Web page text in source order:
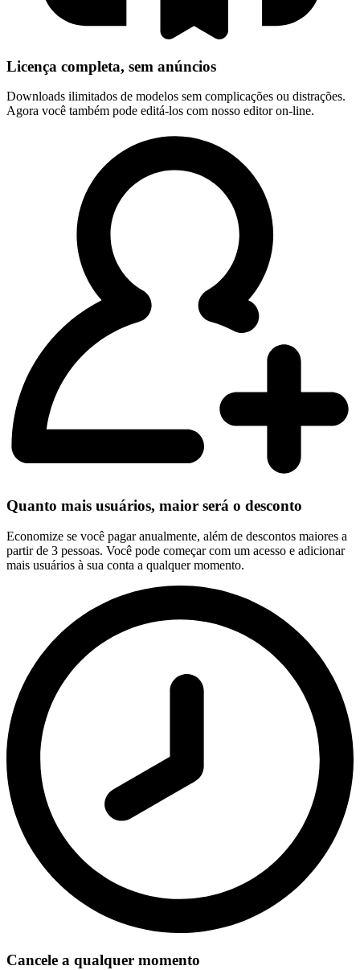
Licença completa, sem anúncios
Downloads ilimitados de modelos sem complicações ou distrações.
Agora você também pode editá-los com nosso editor on-line.
Quanto mais usuários, maior será o desconto
Economize se você pagar anualmente, além de descontos maiores a
partir de 3 pessoas. Você pode começar com um acesso e adicionar
mais usuários à sua conta a qualquer momento.
Cancele a qualquer momento